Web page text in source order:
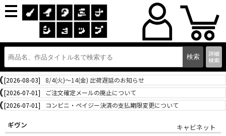
詳細
検索
[2026-08-03]
8/4(火)～14(金) 出荷遅延のお知らせ
[2026-07-01]
ご注文確定メールの廃止について
[2026-07-01]
コンビニ・ペイジー決済の支払期限変更について
ギヴン キャビネット